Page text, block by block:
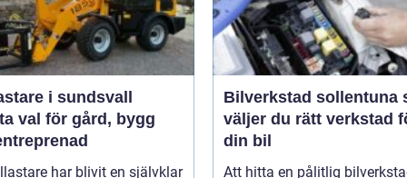
i sundsvall
val för gård, bygg
har blivit en självklar
Bilverkstad sollentuna så
väljer du rätt verkstad
din bil
Att hitta en pålitlig